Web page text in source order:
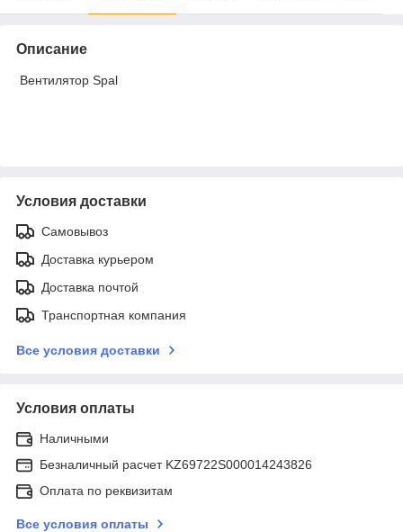
Описание
Вентилятор Spal
Условия доставки
Самовывоз
Доставка курьером
Доставка почтой
Транспортная компания
Все условия доставки
Условия оплаты
Наличными
Безналичный расчет KZ69722S000014243826
Оплата по реквизитам
Все условия оплаты